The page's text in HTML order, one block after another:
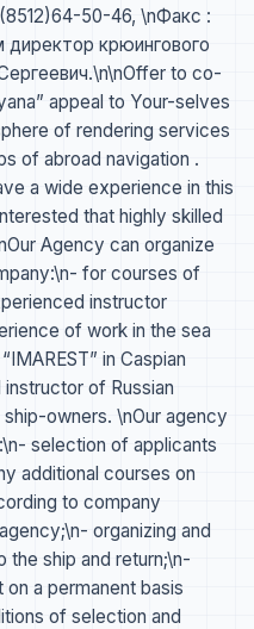
50-46, \nФакс :
крюингового
to co-
appeal to Your-selves
of rendering services
of abroad navigation .
a wide experience in this
that highly skilled
Agency can organize
for courses of
instructor
of work in the sea
in Caspian
of Russian
owners. \nOur agency
selection of applicants
additional courses on
to company
organizing and
ship and return;\n-
a permanent basis
of selection and